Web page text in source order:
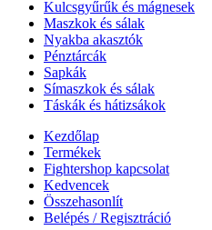
Kulcsgyűrűk és mágnesek
Maszkok és sálak
Nyakba akasztók
Pénztárcák
Sapkák
Símaszkok és sálak
Táskák és hátizsákok
Kezdőlap
Termékek
Fightershop kapcsolat
Kedvencek
Összehasonlít
Belépés / Regisztráció